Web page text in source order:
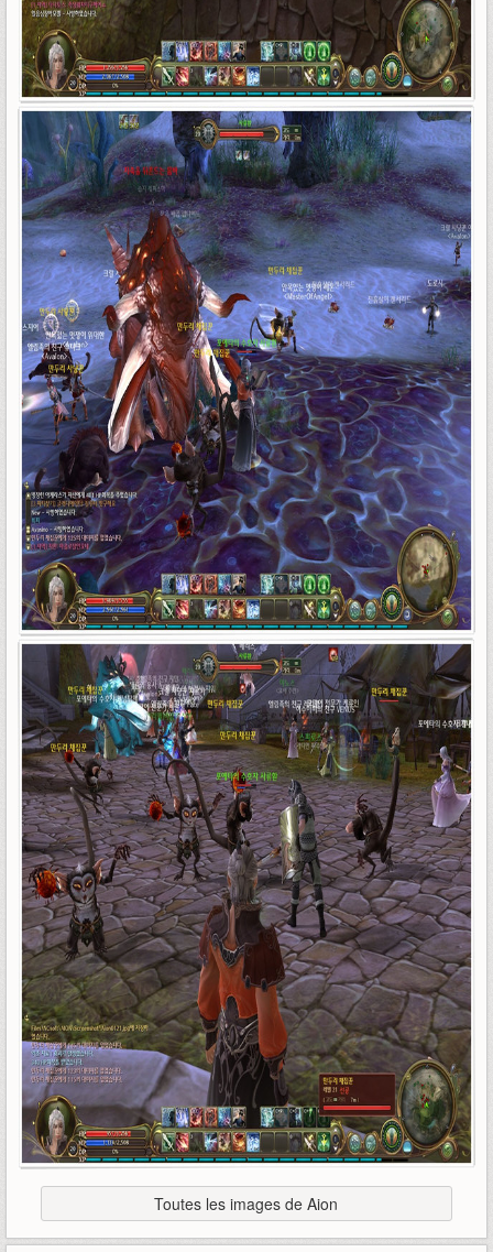
Toutes les images de Aion